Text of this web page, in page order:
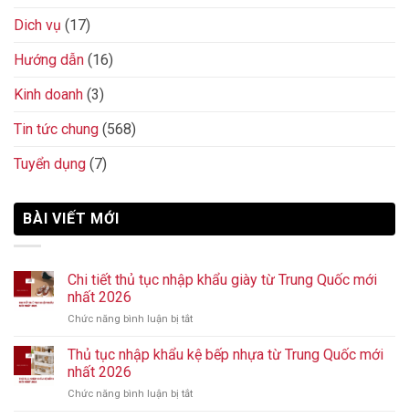
Dich vụ (17)
Hướng dẫn (16)
Kinh doanh (3)
Tin tức chung (568)
Tuyển dụng (7)
BÀI VIẾT MỚI
Chi tiết thủ tục nhập khẩu giày từ Trung Quốc mới
nhất 2026
Chức năng bình luận bị tắt
tiết
thủ
Thủ tục nhập khẩu kệ bếp nhựa từ Trung Quốc mới
nhất 2026
Chức năng bình luận bị tắt